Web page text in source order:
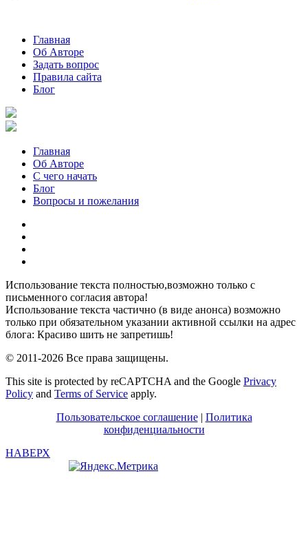
Главная
Об Авторе
Задать вопрос
Правила сайта
Блог
Главная
Об Авторе
С чего начать
Блог
Вопросы и пожелания
Использование текста полностью,возможно только с
письменного согласия автора!
Использование текста частично (в виде анонса) возможно
только при обязательном указании активной ссылки на адрес
блога: Красиво шить не запретишь!
© 2011-2026 Все права защищены.
This site is protected by reCAPTCHA and the Google Privacy
Policy and Terms of Service apply.
Пользовательское соглашение| Политика
конфиденциальности
НАВЕРХ